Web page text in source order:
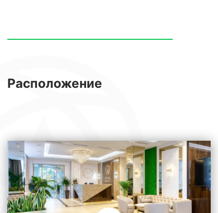
Расположение